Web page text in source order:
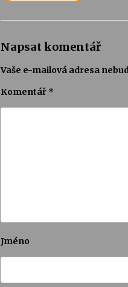
Napsat komentář
Vaše e-mailová adresa
Komentář *
Jméno